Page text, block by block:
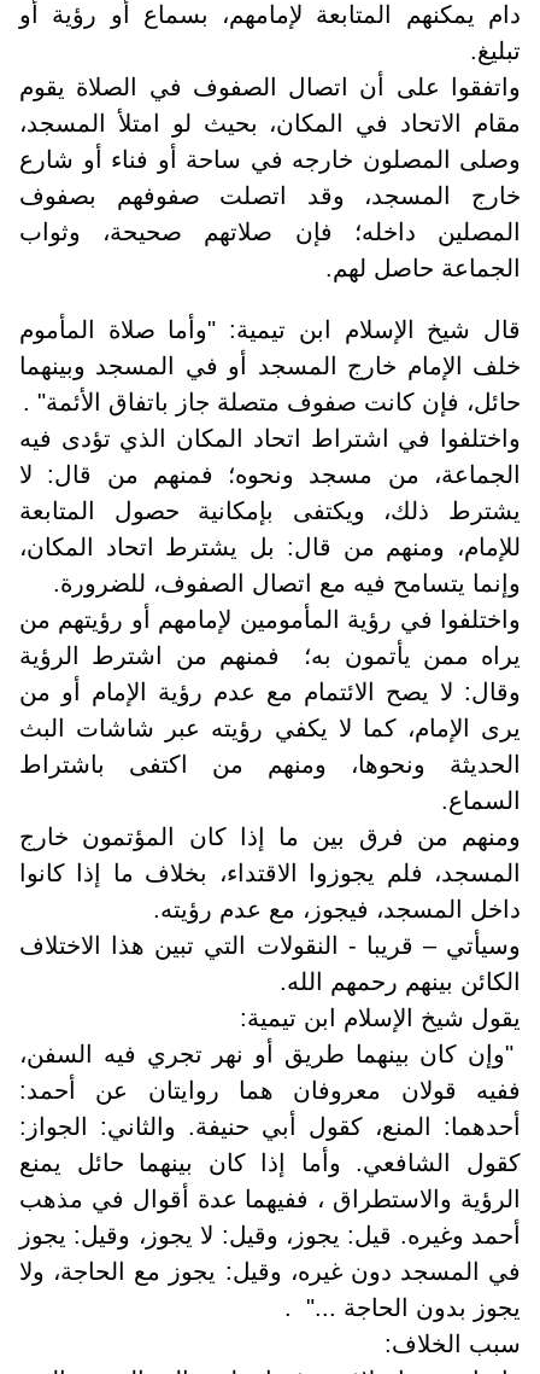
دام يمكنهم المتابعة لإمامهم، بسماع أو رؤية أو
تبليغ.
واتفقوا على أن اتصال الصفوف في الصلاة يقوم
مقام الاتحاد في المكان، بحيث لو امتلأ المسجد،
وصلى المصلون خارجه في ساحة أو فناء أو شارع
خارج المسجد، وقد اتصلت صفوفهم بصفوف
المصلين داخله؛ فإن صلاتهم صحيحة، وثواب
الجماعة حاصل لهم.
قال شيخ الإسلام ابن تيمية: "وأما صلاة المأموم
خلف الإمام خارج المسجد أو في المسجد وبينهما
حائل، فإن كانت صفوف متصلة جاز باتفاق الأئمة" .
واختلفوا في اشتراط اتحاد المكان الذي تؤدى فيه
الجماعة، من مسجد ونحوه؛ فمنهم من قال: لا
يشترط ذلك، ويكتفى بإمكانية حصول المتابعة
للإمام، ومنهم من قال: بل يشترط اتحاد المكان،
وإنما يتسامح فيه مع اتصال الصفوف، للضرورة.
واختلفوا في رؤية المأمومين لإمامهم أو رؤيتهم من
يراه ممن يأتمون به؛ فمنهم من اشترط الرؤية
وقال: لا يصح الائتمام مع عدم رؤية الإمام أو من
يرى الإمام، كما لا يكفي رؤيته عبر شاشات البث
الحديثة ونحوها، ومنهم من اكتفى باشتراط
السماع.
ومنهم من فرق بين ما إذا كان المؤتمون خارج
المسجد، فلم يجوزوا الاقتداء، بخلاف ما إذا كانوا
داخل المسجد، فيجوز، مع عدم رؤيته.
وسيأتي – قريبا - النقولات التي تبين هذا الاختلاف
الكائن بينهم رحمهم الله.
يقول شيخ الإسلام ابن تيمية:
"وإن كان بينهما طريق أو نهر تجري فيه السفن،
ففيه قولان معروفان هما روايتان عن أحمد:
أحدهما: المنع، كقول أبي حنيفة. والثاني: الجواز:
كقول الشافعي. وأما إذا كان بينهما حائل يمنع
الرؤية والاستطراق ، ففيهما عدة أقوال في مذهب
أحمد وغيره. قيل: يجوز، وقيل: لا يجوز، وقيل: يجوز
في المسجد دون غيره، وقيل: يجوز مع الحاجة، ولا
يجوز بدون الحاجة ..." .
سبب الخلاف: